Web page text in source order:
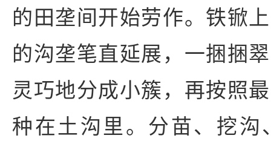
的田垄间开始劳作。铁锨
的沟垄笔直延展，一捆捆
灵巧地分成小簇，再按照
种在土沟里。分苗、挖沟